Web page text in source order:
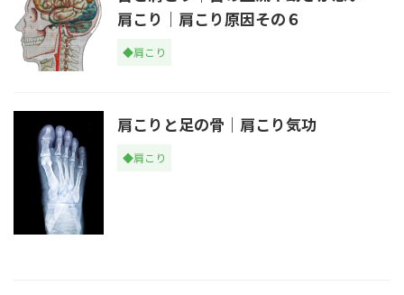
肩こり｜肩こり原因その６
◆肩こり
肩こりと足の骨｜肩こり気功
◆肩こり